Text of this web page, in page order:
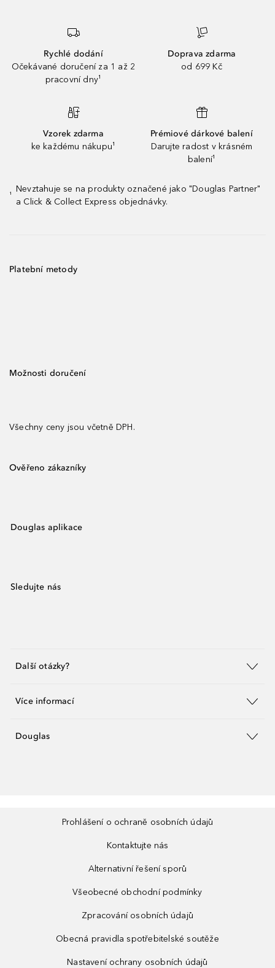
Rychlé dodání
Očekávané doručení za 1 až 2
pracovní dny¹
Doprava zdarma
od 699 Kč
Vzorek zdarma
ke každému nákupu¹
Prémiové dárkové balení
Darujte radost v krásném
balení¹
¹
Nevztahuje se na produkty označené jako "Douglas Partner"
a Click & Collect Express objednávky.
Platební metody
Možnosti doručení
Všechny ceny jsou včetně DPH.
Ověřeno zákazníky
Douglas aplikace
Sledujte nás
Další otázky?
Více informací
Douglas
Prohlášení o ochraně osobních údajů
Kontaktujte nás
Alternativní řešení sporů
Všeobecné obchodní podmínky
Zpracování osobních údajů
Obecná pravidla spotřebitelské soutěže
Nastavení ochrany osobních údajů